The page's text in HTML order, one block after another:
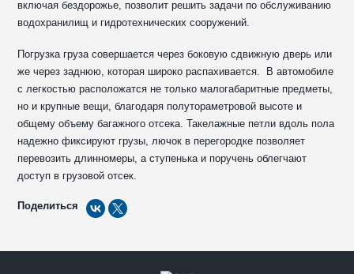
включая бездорожье, позволит решить задачи по обслуживанию
водохранилищ и гидротехнических сооружений.
Погрузка груза совершается через боковую сдвижную дверь или
же через заднюю, которая широко распахивается. В автомобиле
с легкостью расположатся не только малогабаритные предметы,
но и крупные вещи, благодаря полутораметровой высоте и
общему объему багажного отсека. Такелажные петли вдоль пола
надежно фиксируют грузы, лючок в перегородке позволяет
перевозить длинномеры, а ступенька и поручень облегчают
доступ в грузовой отсек.
Поделиться